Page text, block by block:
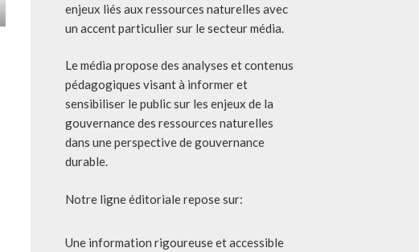
enjeux liés aux ressources naturelles avec
un accent particulier sur le secteur média.
Le média propose des analyses et contenus
pédagogiques visant à informer et
sensibiliser le public sur les enjeux de la
gouvernance des ressources naturelles
dans une perspective de gouvernance
durable.
Notre ligne éditoriale repose sur:
Une information rigoureuse et accessible